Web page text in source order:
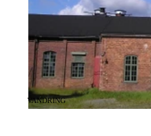
KATEGORI:
VANDRING